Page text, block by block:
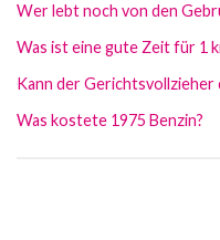
Wer lebt noch von den
Was ist eine gute Zeit für 1
Kann der Gerichtsvollzieher
Was kostete 1975 Benzin?